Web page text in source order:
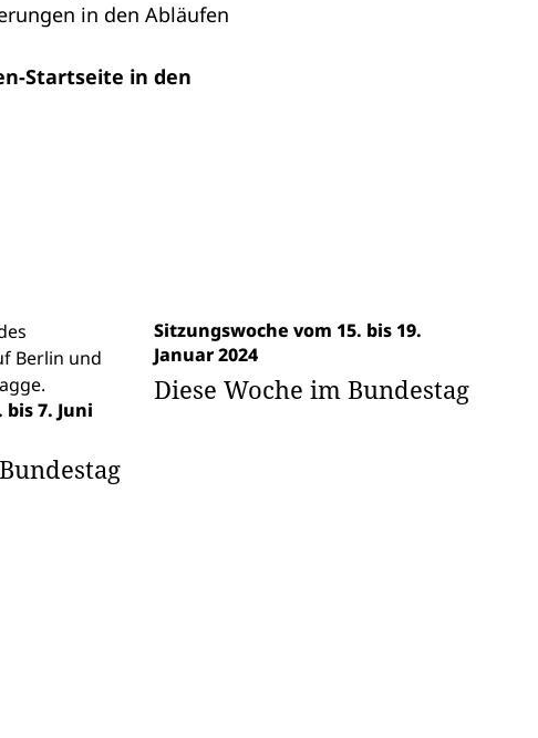
in den Abläufen
Startseite in den
7. Juni
Sitzungswoche vom 15. bis 19.
Januar 2024
Diese Woche im Bundestag